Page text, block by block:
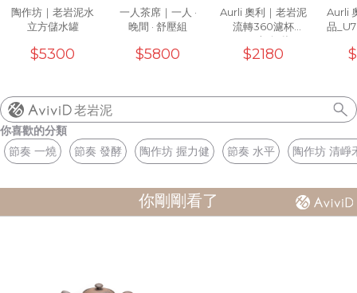
陶作坊｜老岩泥水
立方儲水罐
$5300
一人茶席｜一人 ·
晚間 · 舒壓組
$5800
Aurli 奧利｜老岩泥
流轉360濾杯
_01(火)無釉
$2180
Aurli
品
老岩泥
你喜歡的分類
節奏 一燒
節奏 發酵 陶作坊 握力健 節奏 水平 陶作坊 清崢
你剛剛看了